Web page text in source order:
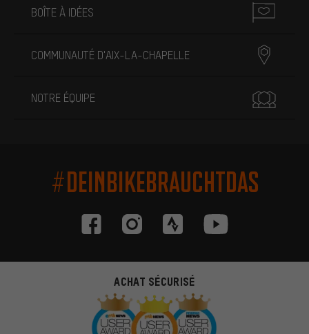
BOÎTE À IDÉES
COMMUNAUTÉ D'AIX-LA-CHAPELLE
NOTRE ÉQUIPE
#DEINBIKEBRAUCHTDAS
ACHAT SÉCURISÉ